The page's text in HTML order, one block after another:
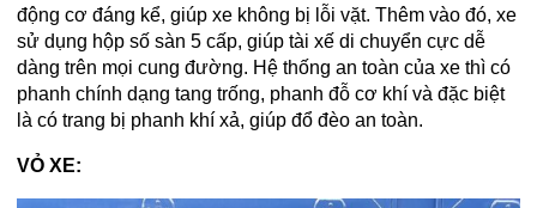
động cơ đáng kể, giúp xe không bị lỗi vặt. Thêm vào đó, xe
sử dụng hộp số sàn 5 cấp, giúp tài xế di chuyển cực dễ
dàng trên mọi cung đường. Hệ thống an toàn của xe thì có
phanh chính dạng tang trống, phanh đỗ cơ khí và đặc biệt
là có trang bị phanh khí xả, giúp đổ đèo an toàn.
VỎ XE: